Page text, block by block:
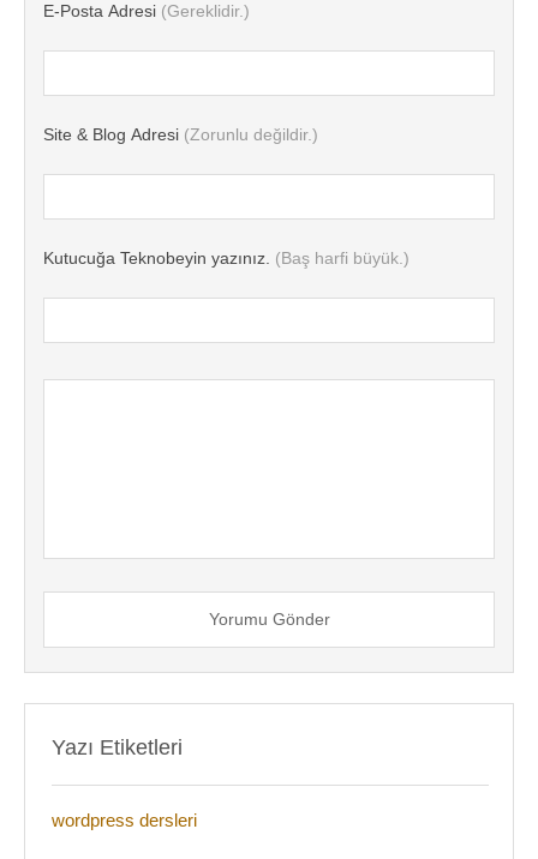
E-Posta Adresi (Gereklidir.)
Site & Blog Adresi (Zorunlu değildir.)
Kutucuğa Teknobeyin yazınız. (Baş harfi büyük.)
Yorumu Gönder
Yazı Etiketleri
wordpress dersleri